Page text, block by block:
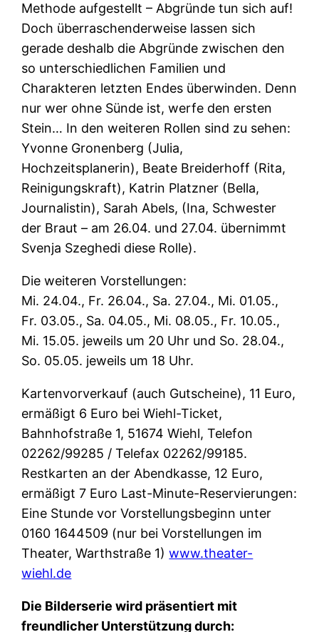
Methode aufgestellt – Abgründe tun sich auf!
Doch überraschenderweise lassen sich
gerade deshalb die Abgründe zwischen den
so unterschiedlichen Familien und
Charakteren letzten Endes überwinden. Denn
nur wer ohne Sünde ist, werfe den ersten
Stein… In den weiteren Rollen sind zu sehen:
Yvonne Gronenberg (Julia,
Hochzeitsplanerin), Beate Breiderhoff (Rita,
Reinigungskraft), Katrin Platzner (Bella,
Journalistin), Sarah Abels, (Ina, Schwester
der Braut – am 26.04. und 27.04. übernimmt
Svenja Szeghedi diese Rolle).
Die weiteren Vorstellungen:
Mi. 24.04., Fr. 26.04., Sa. 27.04., Mi. 01.05.,
Fr. 03.05., Sa. 04.05., Mi. 08.05., Fr. 10.05.,
Mi. 15.05. jeweils um 20 Uhr und So. 28.04.,
So. 05.05. jeweils um 18 Uhr.
Kartenvorverkauf (auch Gutscheine), 11 Euro,
ermäßigt 6 Euro bei Wiehl-Ticket,
Bahnhofstraße 1, 51674 Wiehl, Telefon
02262/99285 / Telefax 02262/99185.
Restkarten an der Abendkasse, 12 Euro,
ermäßigt 7 Euro Last-Minute-Reservierungen:
Eine Stunde vor Vorstellungsbeginn unter
0160 1644509 (nur bei Vorstellungen im
Theater, Warthstraße 1)www.theater-
wiehl.de
Die Bilderserie wird präsentiert mit
freundlicher Unterstützung durch: